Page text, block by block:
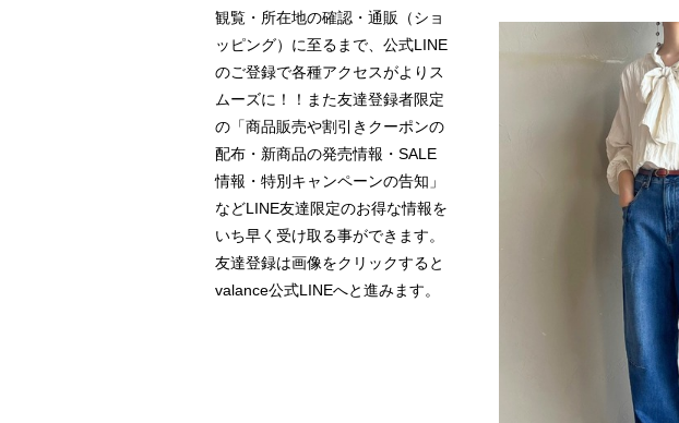
観覧・所在地の確認・通販（ショ
ッピング）に至るまで、公式LINE
のご登録で各種アクセスがよりス
ムーズに！！また友達登録者限定
の「商品販売や割引きクーポンの
配布・新商品の発売情報・SALE
情報・特別キャンペーンの告知」
などLINE友達限定のお得な情報を
いち早く受け取る事ができます。
友達登録は画像をクリックすると
valance公式LINEへと進みます。